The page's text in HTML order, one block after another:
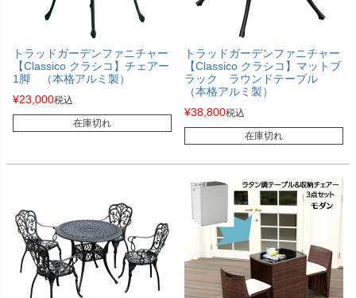
トラッドガーデンファニチャー
【Classico クラシコ】チェアー
1脚 （本格アルミ製）
¥23,000税込
在庫切れ
トラッドガーデンファニチャー
【Classico クラシコ】マットブ
ラック ラウンドテーブル
（本格アルミ製）
¥38,800税込
在庫切れ